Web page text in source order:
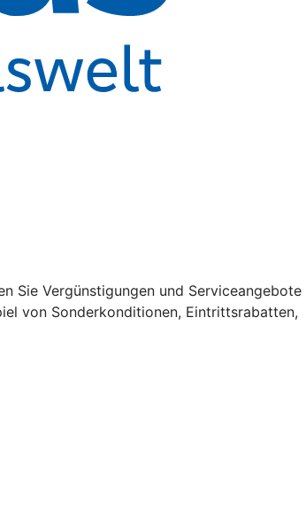
Sie Vergünstigungen und Serviceangebote
von Sonderkonditionen, Eintrittsrabatten,